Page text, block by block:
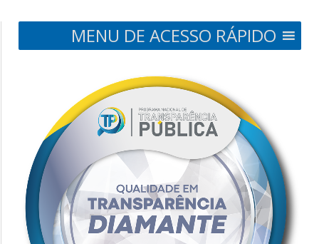
MENU DE ACESSO RÁPIDO